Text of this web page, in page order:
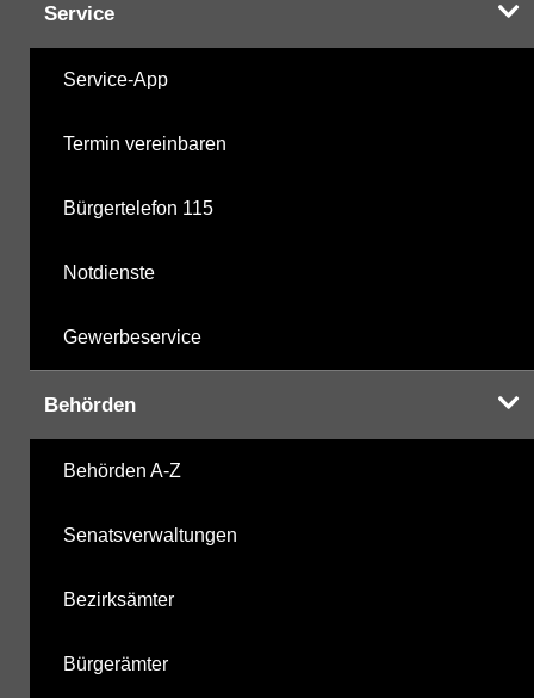
Service
Service-App
Termin vereinbaren
Bürgertelefon 115
Notdienste
Gewerbeservice
Behörden
Behörden A-Z
Senatsverwaltungen
Bezirksämter
Bürgerämter